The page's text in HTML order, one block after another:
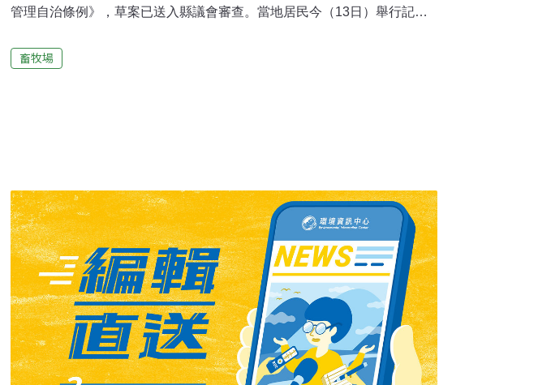
管理自治條例》，草案已送入縣議會審查。當地居民今（13日）舉行記者
統領域的諮商同意權，居民擔心若自治條例規範不足，未來卜蜂案的衝突
可能重演。立委陳椒華也建議農委會，應通盤檢討《畜牧法》相關規定，
畜牧場